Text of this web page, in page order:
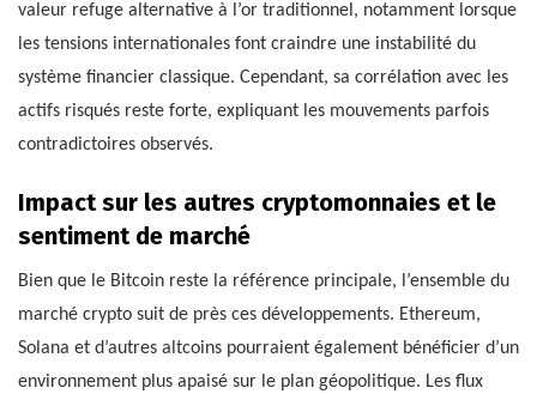
valeur refuge alternative à l’or traditionnel, notamment lorsque
les tensions internationales font craindre une instabilité du
système financier classique. Cependant, sa corrélation avec les
actifs risqués reste forte, expliquant les mouvements parfois
contradictoires observés.
Impact sur les autres cryptomonnaies et le
sentiment de marché
Bien que le Bitcoin reste la référence principale, l’ensemble du
marché crypto suit de près ces développements. Ethereum,
Solana et d’autres altcoins pourraient également bénéficier d’un
environnement plus apaisé sur le plan géopolitique. Les flux